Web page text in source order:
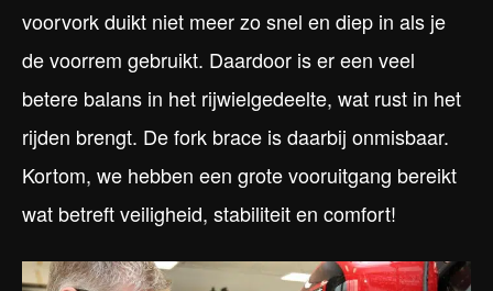
voorvork duikt niet meer zo snel en diep in als je
de voorrem gebruikt. Daardoor is er een veel
betere balans in het rijwielgedeelte, wat rust in het
rijden brengt. De fork brace is daarbij onmisbaar.
Kortom, we hebben een grote vooruitgang bereikt
wat betreft veiligheid, stabiliteit en comfort!